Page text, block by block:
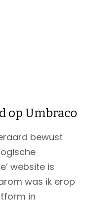
op Umbraco
bewust
website is
was ik erop
in